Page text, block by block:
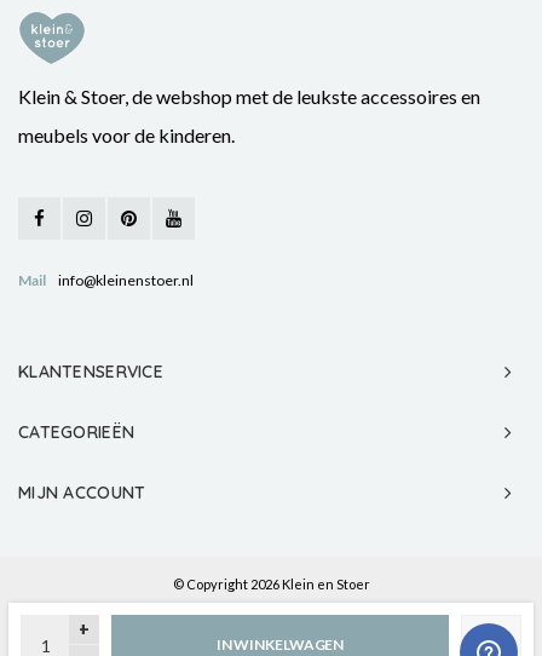
+
IN WINKELWAGEN
Klein & Stoer, de webshop met de leukste accessoires en
meubels voor de kinderen.
Mail info@kleinenstoer.nl
KLANTENSERVICE
CATEGORIEËN
MIJN ACCOUNT
© Copyright 2026 Klein en Stoer